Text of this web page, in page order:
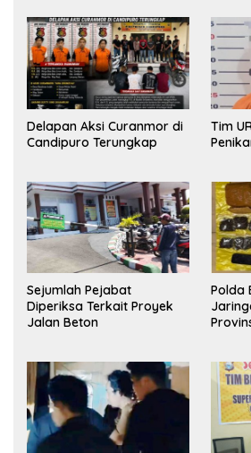
Delapan Aksi Curanmor di
Candipuro Terungkap
Tim
Sejumlah Pejabat
Diperiksa Terkait Proyek
Jalan Beton
Polda